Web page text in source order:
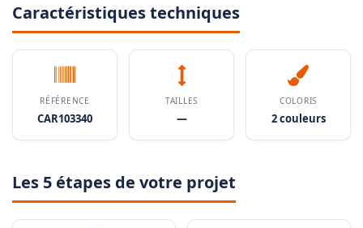
Caractéristiques techniques
RÉFÉRENCE
CAR103340
TAILLES
—
COLORIS
2 couleurs
Les 5 étapes de votre projet